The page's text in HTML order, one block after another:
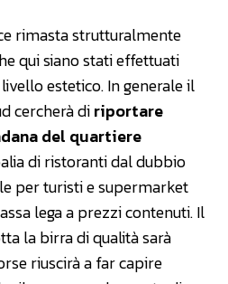
rimasta strutturalmente
qui siano stati effettuati
estetico. In generale il
cercherà diriportare
del quartiere
di ristoranti dal dubbio
per turisti e supermarket
lega a prezzi contenuti. Il
la birra di qualità sarà
riuscirà a far capire